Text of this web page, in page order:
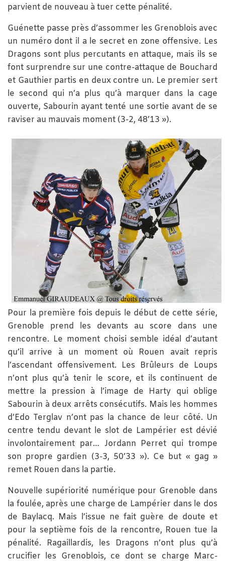
parvient de nouveau à tuer cette pénalité.
Guénette passe près d’assommer les Grenoblois avec
un numéro dont il a le secret en zone offensive. Les
Dragons sont plus percutants en attaque, mais ils se
font surprendre sur une contre-attaque de Bouchard
et Gauthier partis en deux contre un. Le premier sert
le second qui n’a plus qu’à marquer dans la cage
ouverte, Sabourin ayant tenté une sortie avant de se
raviser au mauvais moment (3-2, 48’13 »).
Pour la première fois depuis le début de cette série,
Grenoble prend les devants au score dans une
rencontre. Le moment choisi semble idéal d’autant
qu’il arrive à un moment où Rouen avait repris
l’ascendant offensivement. Les Brûleurs de Loups
n’ont plus qu’à tenir le score, et ils continuent de
mettre la pression à l’image de Harty qui oblige
Sabourin à deux arrêts consécutifs. Mais les hommes
d’Edo Terglav n’ont pas la chance de leur côté. Un
centre tendu devant le slot de Lampérier est dévié
involontairement par… Jordann Perret qui trompe
son propre gardien (3-3, 50’33 »). Ce but « gag »
remet Rouen dans la partie.
Nouvelle supériorité numérique pour Grenoble dans
la foulée, après une charge de Lampérier dans le dos
de Baylacq. Mais l’issue ne fait guère de doute et
pour la septième fois de la rencontre, Rouen tue la
pénalité. Ragaillardis, les Dragons n’ont plus qu’à
crucifier les Grenoblois, ce dont se charge Marc-